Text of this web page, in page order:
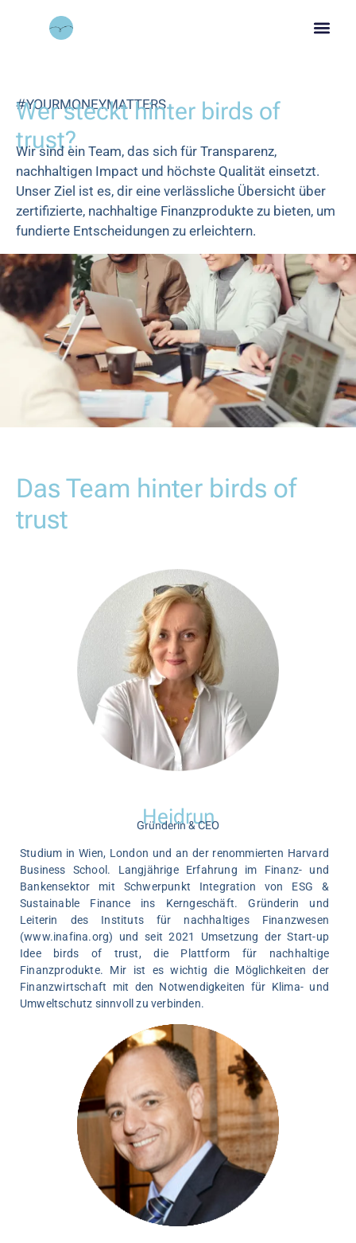
#YOURMONEYMATTERS
Wer steckt hinter birds of
trust?
Wir sind ein Team, das sich für Transparenz,
nachhaltigen Impact und höchste Qualität einsetzt.
Unser Ziel ist es, dir eine verlässliche Übersicht über
zertifizierte, nachhaltige Finanzprodukte zu bieten, um
fundierte Entscheidungen zu erleichtern.
Das Team hinter birds of
trust
Heidrun
Gründerin & CEO
Studium in Wien, London und an der renommierten Harvard
Business School. Langjährige Erfahrung im Finanz- und
Bankensektor mit Schwerpunkt Integration von ESG &
Sustainable Finance ins Kerngeschäft. Gründerin und
Leiterin des Instituts für nachhaltiges Finanzwesen
(www.inafina.org) und seit 2021 Umsetzung der Start-up
Idee birds of trust, die Plattform für nachhaltige
Finanzprodukte. Mir ist es wichtig die Möglichkeiten der
Finanzwirtschaft mit den Notwendigkeiten für Klima- und
Umweltschutz sinnvoll zu verbinden.